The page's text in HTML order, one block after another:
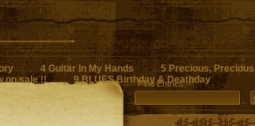
4 Guitar In My Hands 5 Precious, Precious
on sale !! 9 BLUES Birthday & Deathday
Find Entries